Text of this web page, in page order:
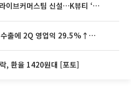
스팀 신설…K뷰티 ‘글로벌 판매망’ 확대[K뷰티 라방戰]
LIG D&A, 천궁Ⅱ 수출에 2Q 영업익 29.5%↑…수주잔고 24.6조 [종합]
, 환율 1420원대 [포토]